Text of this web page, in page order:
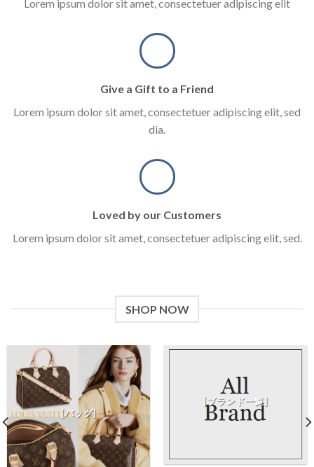
Lorem ipsum dolor sit amet, consectetuer adipiscing elit
Give a Gift to a Friend
Lorem ipsum dolor sit amet, consectetuer adipiscing elit, sed
dia.
Loved by our Customers
Lorem ipsum dolor sit amet, consectetuer adipiscing elit, sed.
SHOP NOW
[バッグ]
[ブランド一覧]